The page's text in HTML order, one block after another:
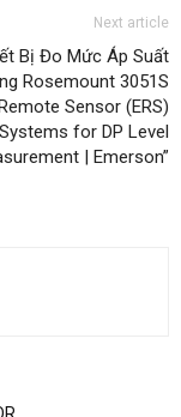
Next article
Bị Đo Mức Áp Suất
Rosemount 3051S
Sensor (ERS)
Systems for DP Level
| Emerson”